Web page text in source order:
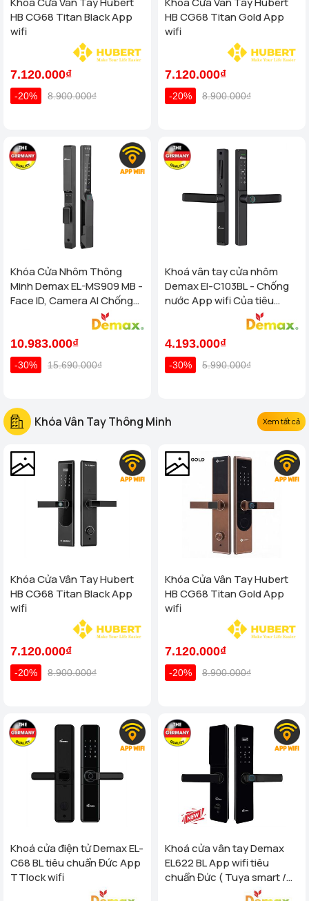
HB CG68 Titan Black App
wifi
7.120.000₫
-20% 8.900.000₫
HB CG68 Titan Gold App
wifi
7.120.000₫
-20% 8.900.000₫
Khóa Cửa Nhôm Thông
Minh Demax EL-MS909 MB -
Face ID, Camera AI Chống
Nước IP66 Cho Cửa Nhôm
10.983.000₫
-30% 15.690.000₫
Khoá vân tay cửa nhôm
Demax El-C103BL - Chống
nước App wifi Của tiêu
4.193.000₫
-30% 5.990.000₫
Khóa Vân Tay Thông Minh Xem tất cả
Khóa Cửa Vân Tay Hubert
HB CG68 Titan Black App
wifi
7.120.000₫
-20% 8.900.000₫
Khóa Cửa Vân Tay Hubert
HB CG68 Titan Gold App
wifi
7.120.000₫
-20% 8.900.000₫
Khoá cửa điện tử Demax EL-
C68 BL tiêu chuẩn Đức App
TTlock wifi
Khoá cửa vân tay Demax
EL622 BL App wifi tiêu
chuẩn Đức ( Tuya smart /